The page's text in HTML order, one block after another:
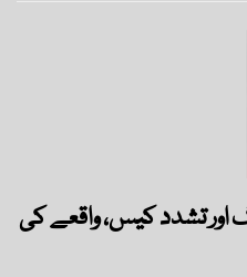
اور تشدد کیس، واقعے کی